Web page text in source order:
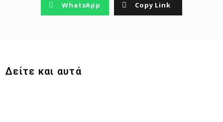
WhatsApp Copy Link
Δείτε και αυτά